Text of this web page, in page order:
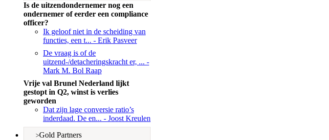
Is de uitzendondernemer nog een
ondernemer of eerder een compliance
officer?
Ik geloof niet in de scheiding van
functies, een t... - Erik Pasveer
De vraag is of de
uitzend-/detacheringskracht er, ... -
Mark M. Bol Raap
Vrije val Brunel Nederland lijkt
gestopt in Q2, winst is verlies
geworden
Dat zijn lage conversie ratio’s
inderdaad. De en... - Joost Kreulen
Gold Partners